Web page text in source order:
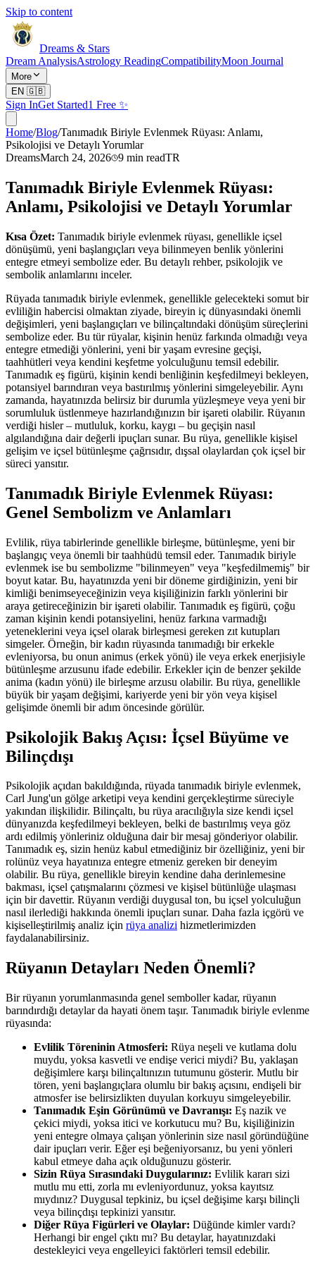
Skip to content
Dreams & Stars
Dream AnalysisAstrology ReadingCompatibilityMoon Journal
More
EN 🇬🇧
Sign InGet Started1 Free ✨
Home/Blog/Tanımadık Biriyle Evlenmek Rüyası: Anlamı,
Psikolojisi ve Detaylı Yorumlar
DreamsMarch 24, 2026 9 min readTR
Tanımadık Biriyle Evlenmek Rüyası:
Anlamı, Psikolojisi ve Detaylı Yorumlar
Kısa Özet: Tanımadık biriyle evlenmek rüyası, genellikle içsel
dönüşümü, yeni başlangıçları veya bilinmeyen benlik yönlerini
entegre etmeyi sembolize eder. Bu detaylı rehber, psikolojik ve
sembolik anlamlarını inceler.
Rüyada tanımadık biriyle evlenmek, genellikle gelecekteki somut bir
evliliğin habercisi olmaktan ziyade, bireyin iç dünyasındaki önemli
değişimleri, yeni başlangıçları ve bilinçaltındaki dönüşüm süreçlerini
sembolize eder. Bu tür rüyalar, kişinin henüz farkında olmadığı veya
entegre etmediği yönlerini, yeni bir yaşam evresine geçişi,
taahhütleri veya kendini keşfetme yolculuğunu temsil edebilir.
Tanımadık eş figürü, kişinin kendi benliğinin keşfedilmeyi bekleyen,
potansiyel barındıran veya bastırılmış yönlerini simgeleyebilir. Aynı
zamanda, hayatınızda belirsiz bir durumla yüzleşmeye veya yeni bir
sorumluluk üstlenmeye hazırlandığınızın bir işareti olabilir. Rüyanın
verdiği hisler – mutluluk, korku, kaygı – bu geçişin nasıl
algılandığına dair değerli ipuçları sunar. Bu rüya, genellikle kişisel
gelişim ve içsel bütünleşme çağrısıdır, dışsal olaylardan çok içsel bir
süreci yansıtır.
Tanımadık Biriyle Evlenmek Rüyası:
Genel Sembolizm ve Anlamları
Evlilik, rüya tabirlerinde genellikle birleşme, bütünleşme, yeni bir
başlangıç veya önemli bir taahhüdü temsil eder. Tanımadık biriyle
evlenmek ise bu sembolizme "bilinmeyen" veya "keşfedilmemiş" bir
boyut katar. Bu, hayatınızda yeni bir döneme girdiğinizin, yeni bir
kimliği benimseyeceğinizin veya kişiliğinizin farklı yönlerini bir
araya getireceğinizin bir işareti olabilir. Tanımadık eş figürü, çoğu
zaman kişinin kendi potansiyelini, henüz farkına varmadığı
yeteneklerini veya içsel olarak birleşmesi gereken zıt kutupları
simgeler. Örneğin, bir kadın rüyasında tanımadığı bir erkekle
evleniyorsa, bu onun animus (erkek yönü) ile veya erkek enerjisiyle
bütünleşme arzusunu ifade edebilir. Erkekler için de benzer şekilde
anima (kadın yönü) ile birleşme arzusu olabilir. Bu rüya, genellikle
büyük bir yaşam değişimi, kariyerde yeni bir yön veya kişisel
gelişimde önemli bir adım öncesinde görülür.
Psikolojik Bakış Açısı: İçsel Büyüme ve
Bilinçdışı
Psikolojik açıdan bakıldığında, rüyada tanımadık biriyle evlenmek,
Carl Jung'un gölge arketipi veya kendini gerçekleştirme süreciyle
yakından ilişkilidir. Bilinçaltı, bu rüya aracılığıyla size kendi içsel
dünyanızda keşfedilmeyi bekleyen, belki de bastırılmış veya göz
ardı edilmiş yönleriniz olduğuna dair bir mesaj gönderiyor olabilir.
Tanımadık eş, sizin henüz kabul etmediğiniz bir özelliğiniz, yeni bir
rolünüz veya hayatınıza entegre etmeniz gereken bir deneyim
olabilir. Bu rüya, genellikle bireyin kendine daha derinlemesine
bakması, içsel çatışmalarını çözmesi ve kişisel bütünlüğe ulaşması
için bir davettir. Rüyanın verdiği duygusal ton, bu içsel yolculuğun
nasıl ilerlediği hakkında önemli ipuçları sunar. Daha fazla içgörü ve
kişiselleştirilmiş analiz için rüya analizi hizmetlerimizden
faydalanabilirsiniz.
Rüyanın Detayları Neden Önemli?
Bir rüyanın yorumlanmasında genel semboller kadar, rüyanın
barındırdığı detaylar da hayati önem taşır. Tanımadık biriyle evlenme
rüyasında:
Evlilik Töreninin Atmosferi: Rüya neşeli ve kutlama dolu
muydu, yoksa kasvetli ve endişe verici miydi? Bu, yaklaşan
değişimlere karşı bilinçaltınızın tutumunu gösterir. Mutlu bir
tören, yeni başlangıçlara olumlu bir bakış açısını, endişeli bir
atmosfer ise belirsizlikten duyulan korkuyu simgeleyebilir.
Tanımadık Eşin Görünümü ve Davranışı: Eş nazik ve
çekici miydi, yoksa itici ve korkutucu mu? Bu, kişiliğinizin
yeni entegre olmaya çalışan yönlerinin size nasıl göründüğüne
dair ipuçları verir. Eğer eşi beğeniyorsanız, bu yeni yönleri
kabul etmeye daha açık olduğunuzu gösterir.
Sizin Rüya Sırasındaki Duygularınız: Evlilik kararı sizi
mutlu mu etti, zorla mı evleniyordunuz, yoksa kayıtsız
mıydınız? Duygusal tepkiniz, bu içsel değişime karşı bilinçli
veya bilinçdışı tepkinizi yansıtır.
Diğer Rüya Figürleri ve Olaylar: Düğünde kimler vardı?
Herhangi bir engel çıktı mı? Bu detaylar, hayatınızdaki
destekleyici veya engelleyici faktörleri temsil edebilir.